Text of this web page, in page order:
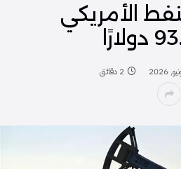
الأمريكي
2 دقائق